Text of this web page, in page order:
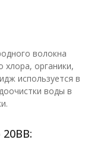
волокна
хлора, органики,
используется в
воды в